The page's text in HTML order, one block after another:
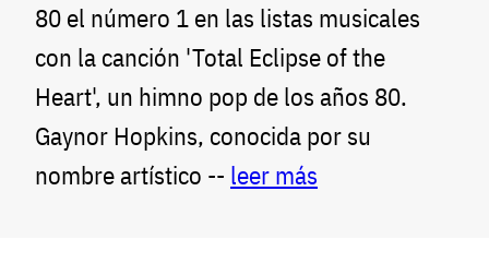
80 el número 1 en las listas musicales
con la canción 'Total Eclipse of the
Heart', un himno pop de los años 80.
Gaynor Hopkins, conocida por su
nombre artístico -- leer más